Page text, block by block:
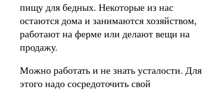
пищу для бедных. Некоторые из нас
остаются дома и занимаются хозяйством,
работают на ферме или делают вещи на
продажу.
Можно работать и не знать усталости. Для
этого надо сосредоточить свой